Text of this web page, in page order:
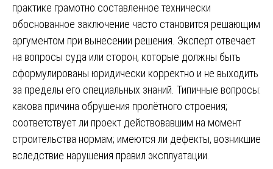
практике грамотно составленное технически
обоснованное заключение часто становится решающим
аргументом при вынесении решения. Эксперт отвечает
на вопросы суда или сторон, которые должны быть
сформулированы юридически корректно и не выходить
за пределы его специальных знаний. Типичные вопросы:
какова причина обрушения пролётного строения;
соответствует ли проект действовавшим на момент
строительства нормам; имеются ли дефекты, возникшие
вследствие нарушения правил эксплуатации.